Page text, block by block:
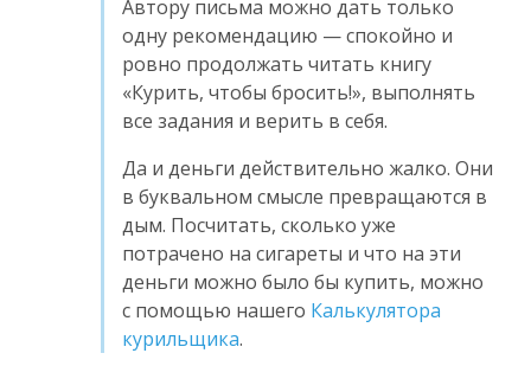
Автору письма можно дать только
одну рекомендацию — спокойно и
ровно продолжать читать книгу
«Курить, чтобы бросить!», выполнять
все задания и верить в себя.
Да и деньги действительно жалко. Они
в буквальном смысле превращаются в
дым. Посчитать, сколько уже
потрачено на сигареты и что на эти
деньги можно было бы купить, можно
с помощью нашего Калькулятора
курильщика.